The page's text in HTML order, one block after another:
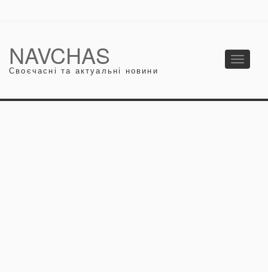
NAVCHAS
Своєчасні та актуальні новини
Toggle